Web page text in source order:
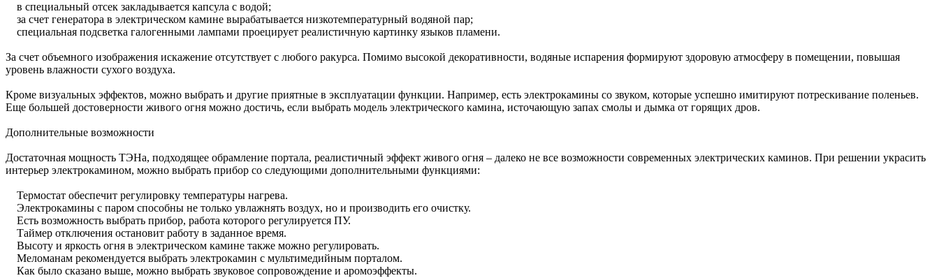
в специальный отсек закладывается капсула с водой;
за счет генератора в электрическом камине вырабатывается низкотемпературный водяной пар;
специальная подсветка галогенными лампами проецирует реалистичную картинку языков пламени.
За счет объемного изображения искажение отсутствует с любого ракурса. Помимо высокой декоративности, водяные испарения формируют здоровую атмосферу в помещении, повышая
уровень влажности сухого воздуха.
Кроме визуальных эффектов, можно выбрать и другие приятные в эксплуатации функции. Например, есть электрокамины со звуком, которые успешно имитируют потрескивание поленьев.
Еще большей достоверности живого огня можно достичь, если выбрать модель электрического камина, источающую запах смолы и дымка от горящих дров.
Дополнительные возможности
Достаточная мощность ТЭНа, подходящее обрамление портала, реалистичный эффект живого огня – далеко не все возможности современных электрических каминов. При решении украсить
интерьер электрокамином, можно выбрать прибор со следующими дополнительными функциями:
Термостат обеспечит регулировку температуры нагрева.
Электрокамины с паром способны не только увлажнять воздух, но и производить его очистку.
Есть возможность выбрать прибор, работа которого регулируется ПУ.
Таймер отключения остановит работу в заданное время.
Высоту и яркость огня в электрическом камине также можно регулировать.
Меломанам рекомендуется выбрать электрокамин с мультимедийным порталом.
Как было сказано выше, можно выбрать звуковое сопровождение и аромоэффекты.